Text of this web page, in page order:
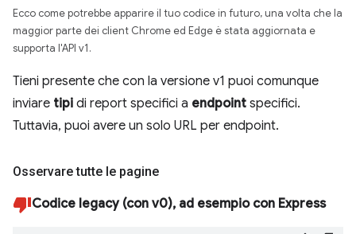
Ecco come potrebbe apparire il tuo codice in futuro, una volta che la
maggior parte dei client Chrome ed Edge è stata aggiornata e
supporta l'API v1.
Tieni presente che con la versione v1 puoi comunque
inviare tipi di report specifici a endpoint specifici.
Tuttavia, puoi avere un solo URL per endpoint.
Osservare tutte le pagine
Codice legacy (con v0), ad esempio con Express